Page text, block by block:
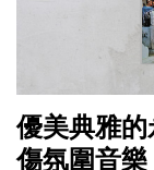
優美典雅
傷氛圍音樂